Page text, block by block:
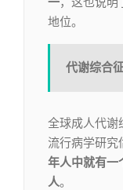
地位。
代谢综合
全球成人代谢
流行病学研究
年人中就有一
人。